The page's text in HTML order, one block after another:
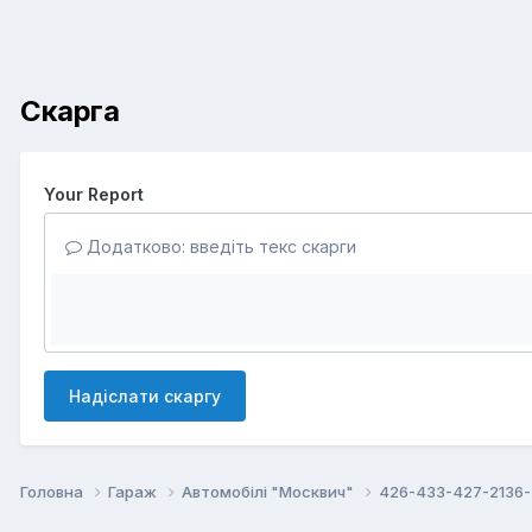
Скарга
Your Report
Додатково: введіть текс скарги
Надіслати скаргу
Головна Гараж Автомобілі "Москвич" 426-433-427-2136-